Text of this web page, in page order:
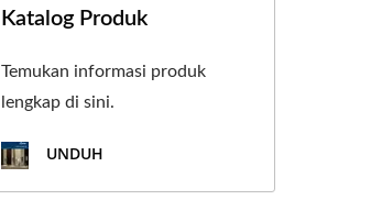
Katalog Produk
Temukan informasi produk
lengkap di sini.
UNDUH